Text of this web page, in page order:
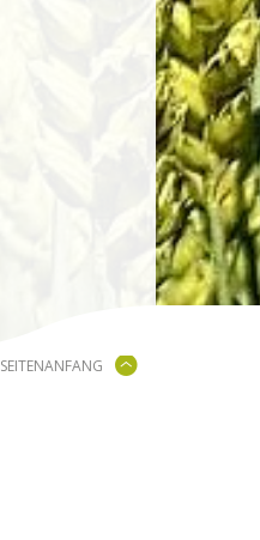
SEITENANFANG